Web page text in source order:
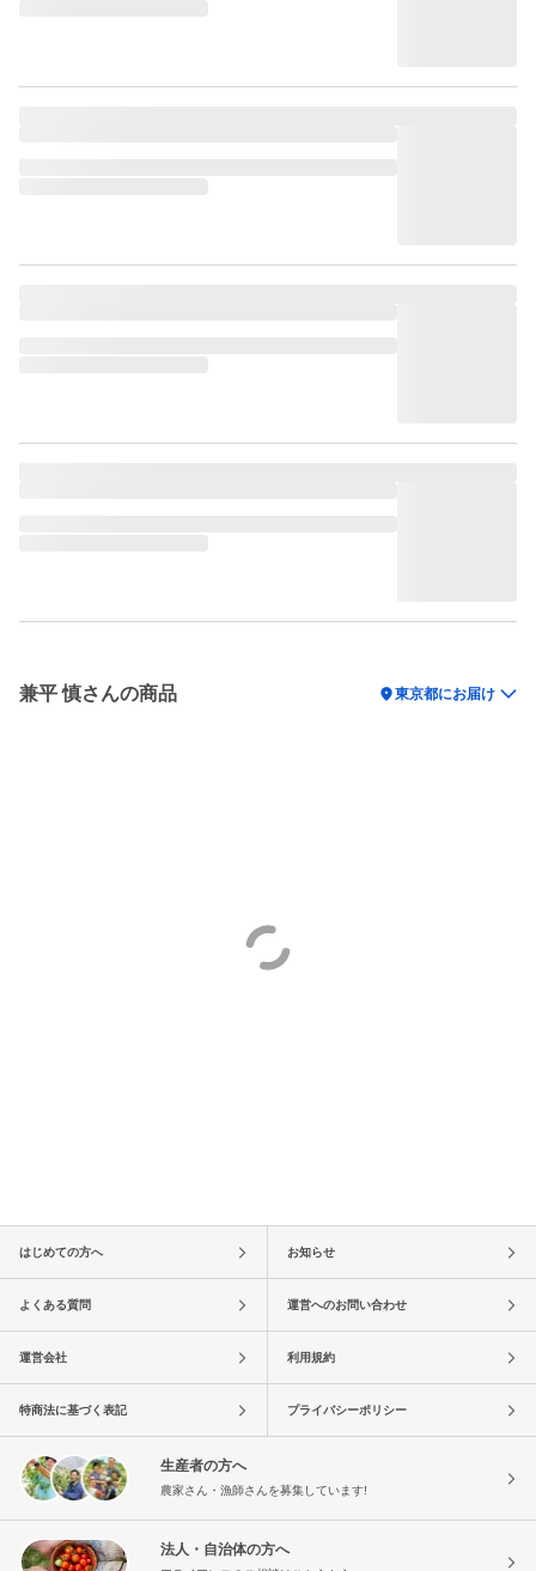
兼平 慎さんの商品 location_on東京都にお届け
はじめての方へ お知らせ
よくある質問 運営へのお問い合わせ
運営会社 利用規約
特商法に基づく表記 プライバシーポリシー
生産者の方へ
農家さん・漁師さんを募集しています!
法人・自治体の方へ